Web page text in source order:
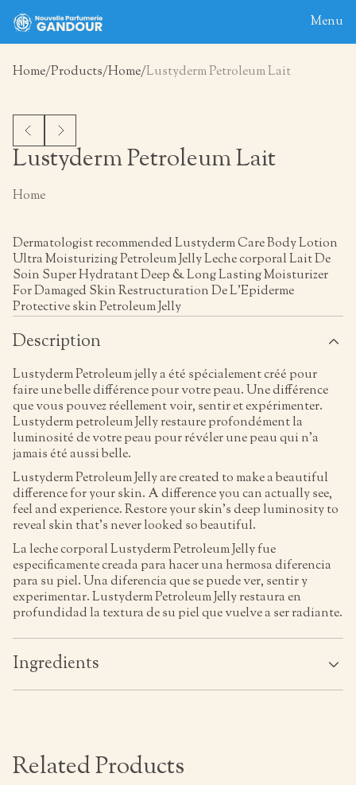
Menu
Blog
Home Products Home Lustyderm Petroleum Lait
Lustyderm Petroleum Lait
Home
Dermatologist recommended Lustyderm Care Body Lotion
Ultra Moisturizing Petroleum Jelly Leche corporal Lait De
Soin Super Hydratant Deep & Long Lasting Moisturizer
For Damaged Skin Restructuration De L’Epiderme
Protective skin Petroleum Jelly
Description
Lustyderm Petroleum jelly a été spécialement créé pour
faire une belle différence pour votre peau. Une différence
que vous pouvez réellement voir, sentir et expérimenter.
Lustyderm petroleum Jelly restaure profondément la
luminosité de votre peau pour révéler une peau qui n’a
jamais été aussi belle.
Lustyderm Petroleum Jelly are created to make a beautiful
difference for your skin. A difference you can actually see,
feel and experience. Restore your skin’s deep luminosity to
reveal skin that’s never looked so beautiful.
La leche corporal Lustyderm Petroleum Jelly fue
especificamente creada para hacer una hermosa diferencia
para su piel. Una diferencia que se puede ver, sentir y
experimentar. Lustyderm Petroleum Jelly restaura en
profundidad la textura de su piel que vuelve a ser radiante.
Ingredients
Related Products